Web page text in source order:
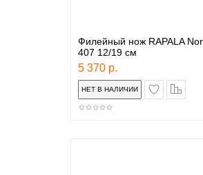
Филейный нож RAPALA
407 12/19 см
5 370 р.
в закладки